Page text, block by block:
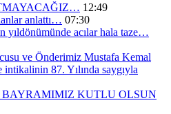
12:49
anlattı… 07:30
yıldönümünde acılar hala taze…
ve Önderimiz Mustafa Kemal
87. Yılında saygıyla
BAYRAMIMIZ KUTLU OLSUN